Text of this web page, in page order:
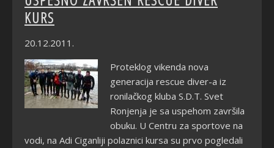
KURS
20.12.2011.
Proteklog vikenda nova
generacija rescue diver-a iz
ronilačkog kluba S.D.T. Svet
Ronjenja je sa uspehom završila
obuku. U Centru za sportove na
vodi, na Adi Ciganliji polaznici kursa su prvo pogledali